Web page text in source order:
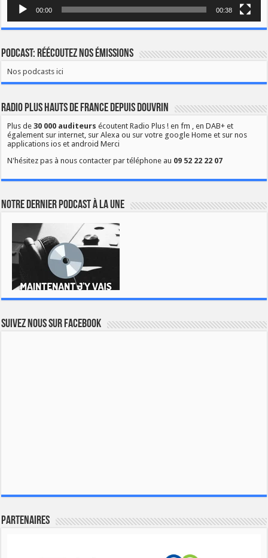
00:00 00:38
Podcast: Réécoutez nos émissions
Nos podcasts ici
Radio Plus Hauts de France depuis Douvrin
Plus de30 000 auditeurs écoutent Radio Plus ! en fm , en DAB+ et
également sur internet, sur Alexa ou sur votre google Home et sur nos
applications ios et android Merci
N'hésitez pas à nous contacter par téléphone au 09 52 22 22 07
Notre dernier podcast à la une
Suivez nous sur Facebook
Partenaires